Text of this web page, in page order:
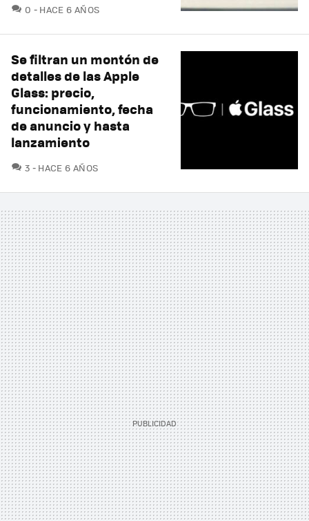
0 COMENTARIOS
HACE 6 AÑOS
Se filtran un montón de
detalles de las Apple
Glass: precio,
funcionamiento, fecha
de anuncio y hasta
lanzamiento
3 COMENTARIOS
HACE 6 AÑOS